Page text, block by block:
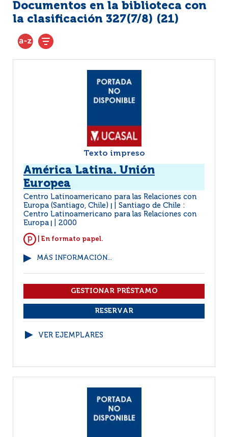
Documentos en la biblioteca con
la clasificación 327(7/8) (21)
Texto impreso
América Latina. Unión
Europea
Centro Latinoamericano para las Relaciones con
Europa (Santiago, Chile)
Santiago de Chile :
Centro Latinoamericano para las Relaciones con
Europa
2000
| En formato papel.
MÁS INFORMACIÓN...
VER EJEMPLARES